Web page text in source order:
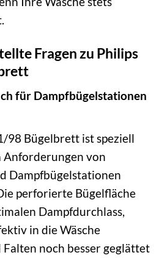
Fragen zu Philips
für Dampfbügelstationen
98 Bügelbrett ist speziell
von
Dampfbügelstationen
perforierte Bügelfläche
Dampfdurchlass,
in die Wäsche
noch besser geglättet